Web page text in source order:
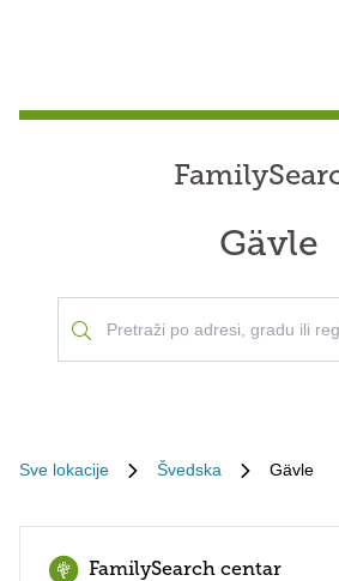
Gävle
Sve lokacije Švedska Gävle
FamilySearch centar